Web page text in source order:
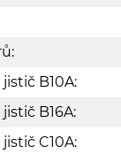
B10A:
B16A:
C10A: